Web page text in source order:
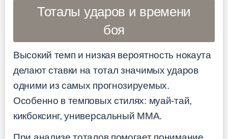
Тоталы ударов и времени
боя
Высокий темп и низкая вероятность нокаута
делают ставки на тотал значимых ударов
одними из самых прогнозируемых.
Особенно в темповых стилях: муай-тай,
кикбоксинг, универсальный ММА.